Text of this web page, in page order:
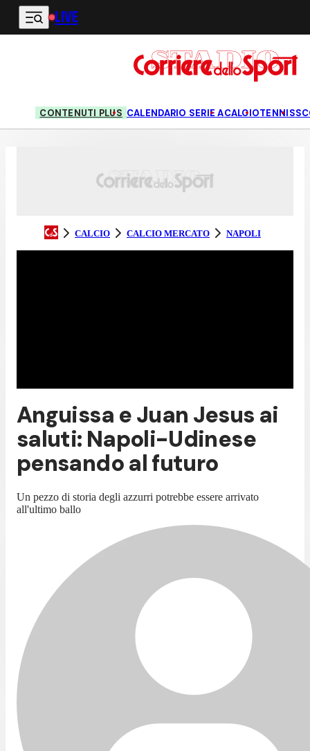
Vai al contenuto principale
LIVE
CONTENUTI PLUS CALENDARIO SERIE ACALCIOTENNIS
CALCIO CALCIO MERCATO NAPOLI
Anguissa e Juan Jesus ai
saluti: Napoli-Udinese
pensando al futuro
Un pezzo di storia degli azzurri potrebbe essere arrivato
all'ultimo ballo